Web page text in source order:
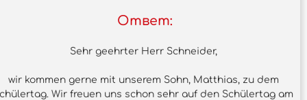
Ответ:
Sehr geehrter Herr Schneider,
wir kommen gerne mit unserem Sohn, Matthias, zu dem
Wir freuen uns schon sehr auf den Schülertag am